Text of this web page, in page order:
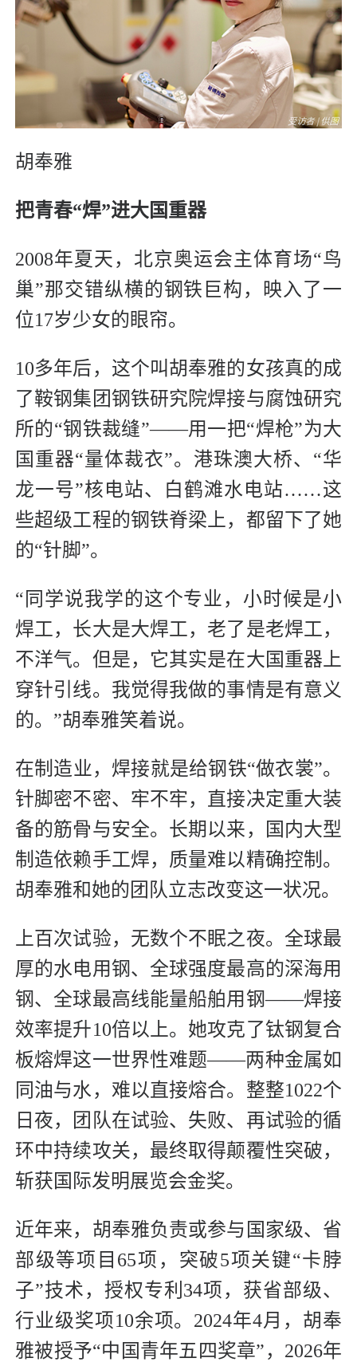
胡奉雅
把青春“焊”进大国重器
2008年夏天，北京奥运会主体育场“鸟
巢”那交错纵横的钢铁巨构，映入了一
位17岁少女的眼帘。
10多年后，这个叫胡奉雅的女孩真的成
了鞍钢集团钢铁研究院焊接与腐蚀研究
所的“钢铁裁缝”——用一把“焊枪”为大
国重器“量体裁衣”。港珠澳大桥、“华
龙一号”核电站、白鹤滩水电站……这
些超级工程的钢铁脊梁上，都留下了她
的“针脚”。
“同学说我学的这个专业，小时候是小
焊工，长大是大焊工，老了是老焊工，
不洋气。但是，它其实是在大国重器上
穿针引线。我觉得我做的事情是有意义
的。”胡奉雅笑着说。
在制造业，焊接就是给钢铁“做衣裳”。
针脚密不密、牢不牢，直接决定重大装
备的筋骨与安全。长期以来，国内大型
制造依赖手工焊，质量难以精确控制。
胡奉雅和她的团队立志改变这一状况。
上百次试验，无数个不眠之夜。全球最
厚的水电用钢、全球强度最高的深海用
钢、全球最高线能量船舶用钢——焊接
效率提升10倍以上。她攻克了钛钢复合
板熔焊这一世界性难题——两种金属如
同油与水，难以直接熔合。整整1022个
日夜，团队在试验、失败、再试验的循
环中持续攻关，最终取得颠覆性突破，
斩获国际发明展览会金奖。
近年来，胡奉雅负责或参与国家级、省
部级等项目65项，突破5项关键“卡脖
子”技术，授权专利34项，获省部级、
行业级奖项10余项。2024年4月，胡奉
雅被授予“中国青年五四奖章”，2026年